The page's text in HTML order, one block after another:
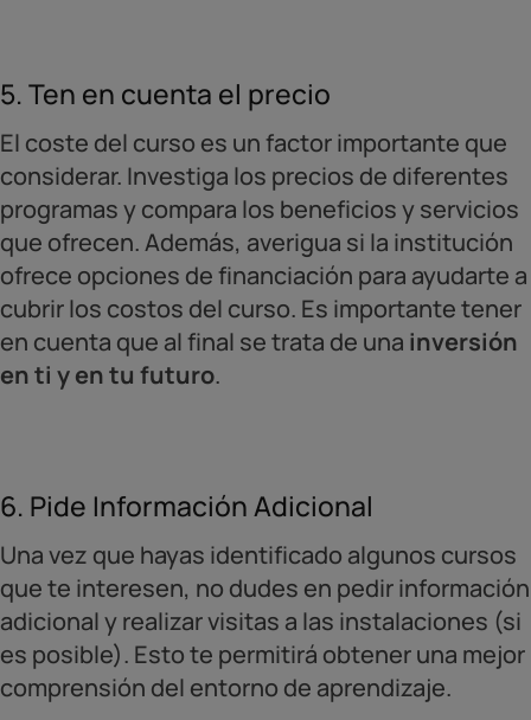
5. Ten en cuenta el precio
El coste del curso es un factor importante que
considerar. Investiga los precios de diferentes
programas y compara los beneficios y servicios
que ofrecen. Además, averigua si la institución
ofrece opciones de financiación para ayudarte a
cubrir los costos del curso. Es importante tener
en cuenta que al final se trata de una inversión
en ti y en tu futuro.
6. Pide Información Adicional
Una vez que hayas identificado algunos cursos
que te interesen, no dudes en pedir información
adicional y realizar visitas a las instalaciones (si
es posible). Esto te permitirá obtener una mejor
comprensión del entorno de aprendizaje.